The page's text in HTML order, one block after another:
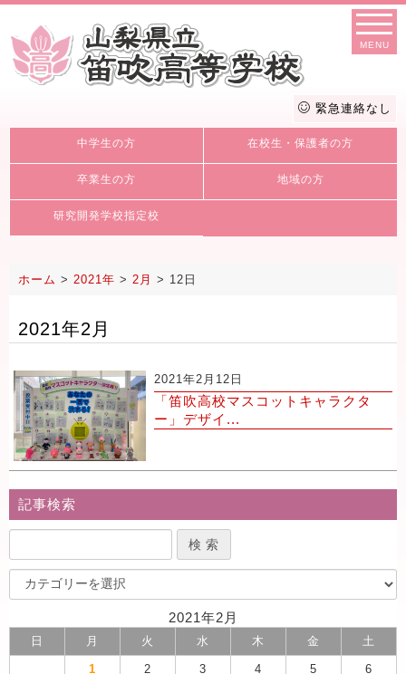
MENU
緊急連絡なし
中学生の方 在校生・保護者の方
卒業生の方 地域の方
研究開発学校指定校
ホーム > 2021年 > 2月 > 12日
2021年2月
2021年2月12日
「笛吹高校マスコットキャラクタ
ー」デザイ...
記事検索
2021年2月
日 月 火 水 木 金 土
1 2 3 4 5 6